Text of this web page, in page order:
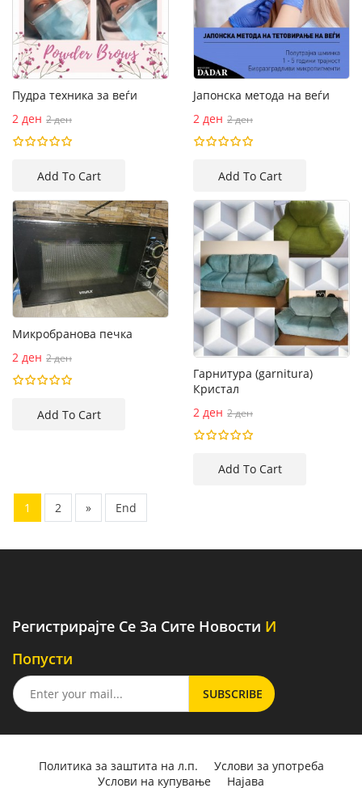
Пудра техника за веѓи
2 ден 2 ден
Јапонска метода на веѓи
2 ден 2 ден
Микробранова печка
2 ден 2 ден
Гарнитура (garnitura)
Кристал
2 ден 2 ден
1 2 » End
Регистрирајте Се За Сите Новости И
Попусти
Политика за заштита на л.п.
Услови за употреба
Услови на купување
Најава